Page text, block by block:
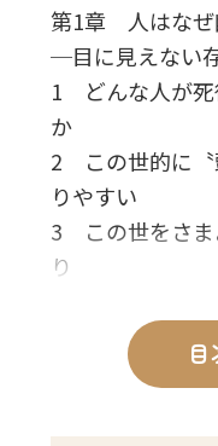
第1章 人はなぜ
─目に見えない
1 どんな人が死
か
2 この世的に〝
りやすい
3 この世をさま
り
5 釈尊が説いた